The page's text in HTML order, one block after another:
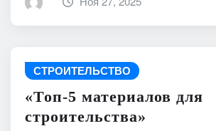
СТРОИТЕЛЬСТВО
«Топ-5 материалов для
строительства»